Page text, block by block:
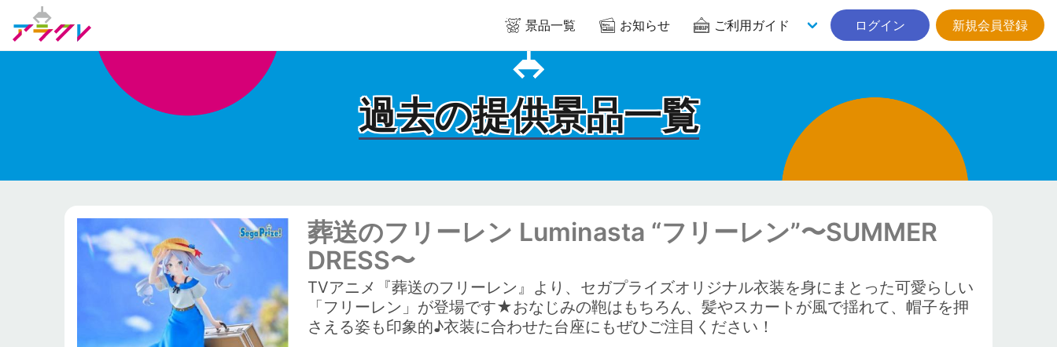
景品一覧 お知らせ ご利用ガイド ログイン 新規会員登録
過去の提供景品一覧
葬送のフリーレン Luminasta “フリーレン”〜SUMMER
DRESS〜
TVアニメ『葬送のフリーレン』より、セガプライズオリジナル衣装を身にまとった可愛らしい
「フリーレン」が登場です★おなじみの鞄はもちろん、髪やスカートが風で揺れて、帽子を押
さえる姿も印象的♪衣装に合わせた台座にもぜひご注目ください！